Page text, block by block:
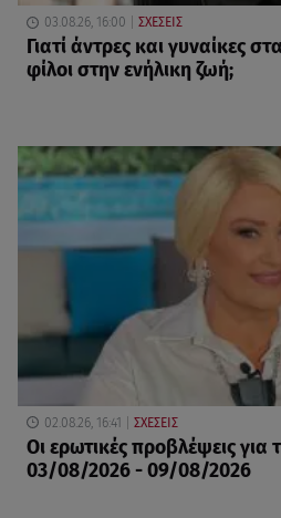
03.08.26, 16:00 ΣΧΕΣΕΙΣ
Γιατί άντρες και γυναίκες
φίλοι στην ενήλικη ζωή;
02.08.26, 16:41 ΣΧΕΣΕΙΣ
Οι ερωτικές προβλέψεις για
03/08/2026 - 09/08/2026